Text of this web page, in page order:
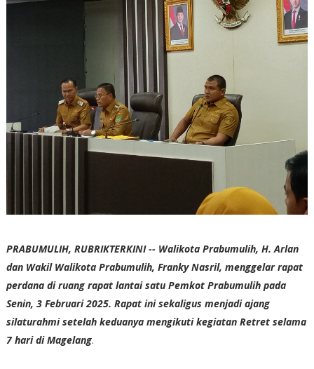
PRABUMULIH, RUBRIKTERKINI -- Walikota Prabumulih, H. Arlan
dan Wakil Walikota Prabumulih, Franky Nasril, menggelar rapat
perdana di ruang rapat lantai satu Pemkot Prabumulih pada
Senin, 3 Februari 2025. Rapat ini sekaligus menjadi ajang
silaturahmi setelah keduanya mengikuti kegiatan Retret selama
7 hari di Magelang.